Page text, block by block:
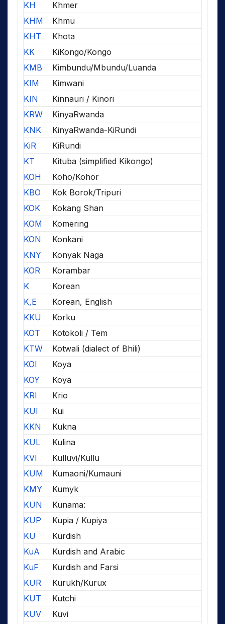
KH
Khmer
KHM
Khmu
KHT
Khota
KK
KiKongo/Kongo
KMB
Kimbundu/Mbundu/Luanda
KIM
Kimwani
KIN
Kinnauri / Kinori
KRW
KinyaRwanda
KNK
KinyaRwanda-KiRundi
KiR
KiRundi
KT
Kituba (simplified Kikongo)
KOH
Koho/Kohor
KBO
Kok Borok/Tripuri
KOK
Kokang Shan
KOM
Komering
KON
Konkani
KNY
Konyak Naga
KOR
Korambar
K
Korean
K,E
Korean, English
KKU
Korku
KOT
Kotokoli / Tem
KTW
Kotwali (dialect of Bhili)
KOI
Koya
KOY
Koya
KRI
Krio
KUI
Kui
KKN
Kukna
KUL
Kulina
KVI
Kulluvi/Kullu
KUM
Kumaoni/Kumauni
KMY
Kumyk
KUN
Kunama:
KUP
Kupia / Kupiya
KU
Kurdish
KuA
Kurdish and Arabic
KuF
Kurdish and Farsi
KUR
Kurukh/Kurux
KUT
Kutchi
KUV
Kuvi